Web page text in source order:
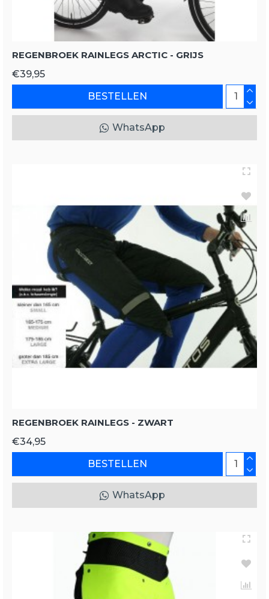
REGENBROEK RAINLEGS ARCTIC - GRIJS
€39,95
BESTELLEN
WhatsApp
REGENBROEK RAINLEGS - ZWART
€34,95
BESTELLEN
WhatsApp